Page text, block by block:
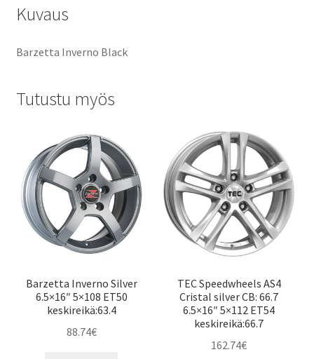
Kuvaus
Barzetta Inverno Black
Tutustu myös
Barzetta Inverno Silver
6.5×16″ 5×108 ET50
keskireikä:63.4
88.74€
TEC Speedwheels AS4
Cristal silver CB: 66.7
6.5×16″ 5×112 ET54
keskireikä:66.7
162.74€